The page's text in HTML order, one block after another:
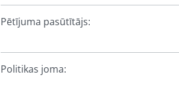
Pētījuma pasūtītājs:
Politikas joma: